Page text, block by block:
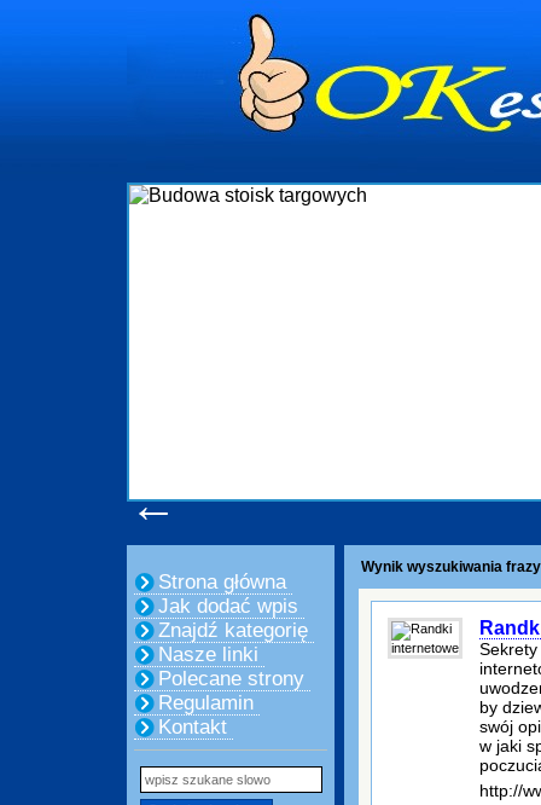
←
Strona główna
Jak dodać wpis
Znajdź kategorię
Nasze linki
Polecane strony
Regulamin
Kontakt
Wynik wyszukiwania
by
swój
w jaki
http://